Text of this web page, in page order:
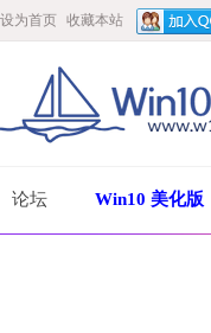
设为首页 收藏本站
论坛 Win10 美化版